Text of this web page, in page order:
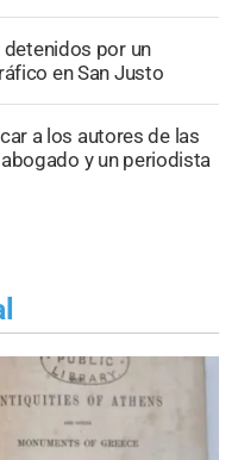
detenidos por un
en San Justo
a los autores de las
y un periodista